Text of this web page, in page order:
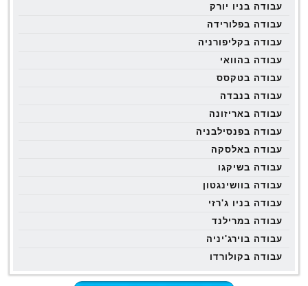
עבודה בניו יורק
עבודה בפלורידה
עבודה בקליפורניה
עבודה בהוואי
עבודה בטקסס
עבודה בנבדה
עבודה באריזונה
עבודה בפנסילבניה
עבודה באלסקה
עבודה בשיקגו
עבודה בוושינגטון
עבודה בניו ג'רזי
עבודה במרילנד
עבודה בוירג'יניה
עבודה בקולורדו